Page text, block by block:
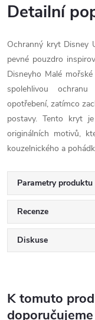
Detailní
Ochranný kryt Disney
pevné pouzdro
Disneyho Malé
spolehlivou
opotřebení, zatímco
postavy. Tento kryt
originálních motivů,
kouzelnického a
Parametry produktu
Recenze
Diskuse
K tomuto